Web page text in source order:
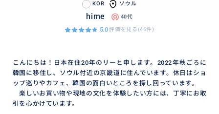
KOR ソウル
hime 40代
5.0評価を見る(46件)
こんにちは！日本在住20年のリーと申します。2022年秋ごろに
韓国に移住し、ソウル付近の京畿道に住んでいます。休日はショ
ップ巡りやカフェ、韓国の面白いところを探し回っています。
楽しいお買い物や現地の文化を体験したい方には、丁寧にお取
引を心かけています。